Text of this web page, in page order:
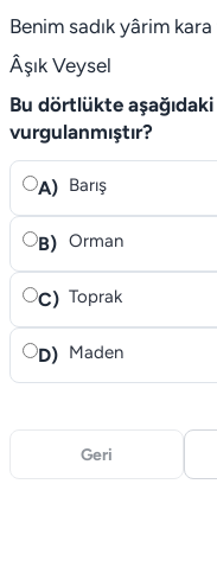
Benim sadık yârim
Âşık Veysel
Bu dörtlükte
vurgulanmıştır?
A) Barış
B) Orman
C) Toprak
D) Maden
Geri